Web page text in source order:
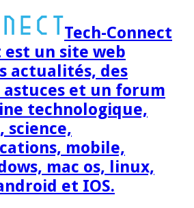
Tech-Connect
est un site web
actualités, des
et un forum
technologique,
mobile,
mac os, linux,
et IOS.